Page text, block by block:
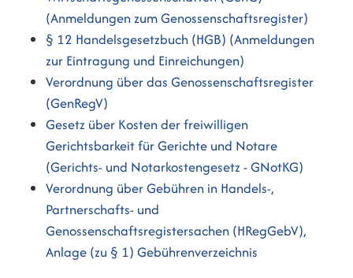
(Anmeldungen zum Genossenschaftsregister)
§ 12 Handelsgesetzbuch (HGB) (Anmeldungen
zur Eintragung und Einreichungen)
Verordnung über das Genossenschaftsregister
(GenRegV)
Gesetz über Kosten der freiwilligen
Gerichtsbarkeit für Gerichte und Notare
(Gerichts- und Notarkostengesetz - GNotKG)
Verordnung über Gebühren in Handels-,
Partnerschafts- und
Genossenschaftsregistersachen (HRegGebV),
Anlage (zu § 1) Gebührenverzeichnis